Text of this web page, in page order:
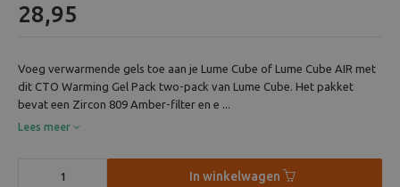
28,95
Voeg verwarmende gels toe aan je Lume Cube of Lume Cube AIR met
dit CTO Warming Gel Pack two-pack van Lume Cube. Het pakket
bevat een Zircon 809 Amber-filter en e ...
Lees meer
In winkelwagen